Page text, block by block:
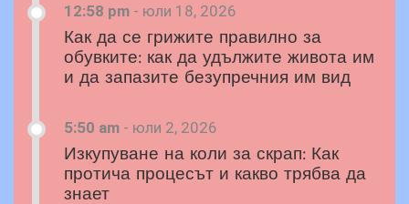
12:58 pm - юли 18, 2026
Как да се грижите правилно за
обувките: как да удължите живота им
и да запазите безупречния им вид
5:50 am - юли 2, 2026
Изкупуване на коли за скрап: Как
протича процесът и какво трябва да
знает